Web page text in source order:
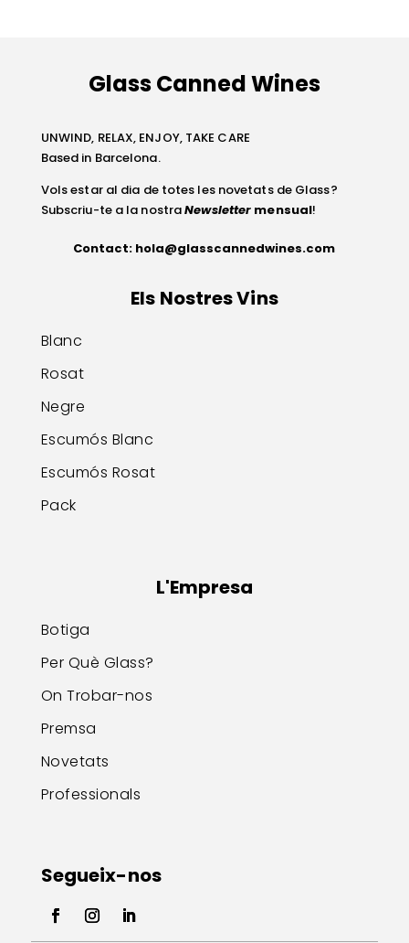
Glass Canned Wines
UNWIND, RELAX, ENJOY, TAKE CARE
Based in Barcelona.
Vols estar al dia de totes les novetats de Glass?
Subscriu-te a la nostraNewsletter mensual!
Contact: hola@glasscannedwines.com
Els Nostres Vins
Blanc
Rosat
Negre
Escumós Blanc
Escumós Rosat
Pack
L'Empresa
Botiga
Per Què Glass?
On Trobar-nos
Premsa
Novetats
Professionals
Segueix-nos